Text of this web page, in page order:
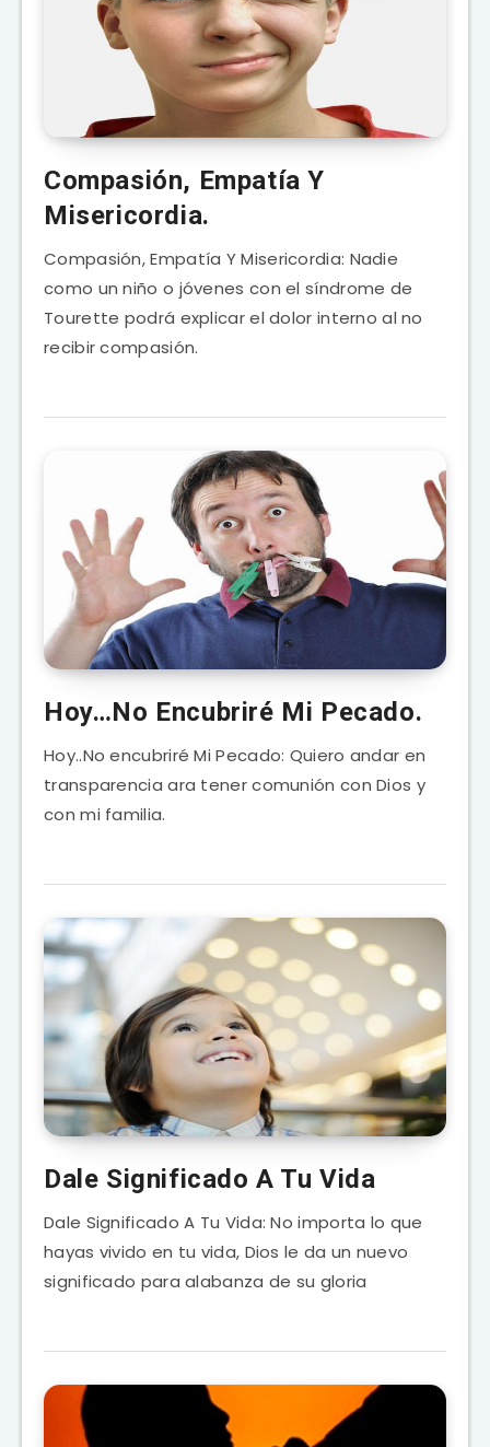
Compasión, Empatía Y
Misericordia.
Compasión, Empatía Y Misericordia: Nadie
como un niño o jóvenes con el síndrome de
Tourette podrá explicar el dolor interno al no
recibir compasión.
Hoy…No Encubriré Mi Pecado.
Hoy..No encubriré Mi Pecado: Quiero andar en
transparencia ara tener comunión con Dios y
con mi familia.
Dale Significado A Tu Vida
Dale Significado A Tu Vida: No importa lo que
hayas vivido en tu vida, Dios le da un nuevo
significado para alabanza de su gloria